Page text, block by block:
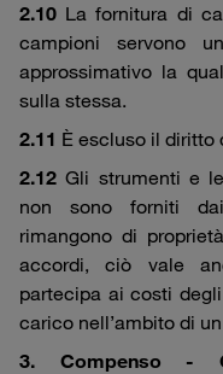
2.10 La fornitura di
campioni servono
approssimativo la
sulla stessa.
2.11 È escluso il diritto
2.12 Gli strumenti e
non sono forniti
rimangono di
accordi, ciò vale
partecipa ai costi
carico nell’ambito di
3. Compenso -